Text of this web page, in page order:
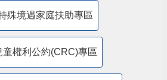
殊境遇家庭扶助專區
童權利公約(CRC)專區